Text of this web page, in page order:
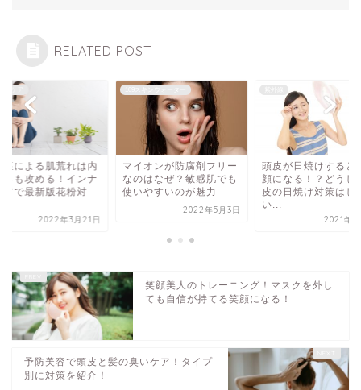
RELATED POST
症による肌荒れは内
らも攻める！インナ
アで最新版花粉対
2022年3月21日
マイオンが防腐剤フリー
なのはなぜ？敏感肌でも
使いやすいのが魅力
2022年5月3日
頭皮が日焼けすると
顔になる！？どうし
皮の日焼け対策はし
い...
2021年5
笑顔美人のトレーニング！マスクを外し
ても自信が持てる笑顔になる！
予防美容で頭皮と髪の臭いケア！タイプ
別に対策を紹介！